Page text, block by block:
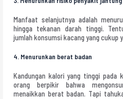
Manfaat selanjutnya adalah
hingga tekanan darah tinggi.
jumlah konsumsi kacang yang cukup
4. Menurunkan berat badan
Kandungan kalori yang tinggi pada
orang berpikir bahwa
menaikkan berat badan. Tapi